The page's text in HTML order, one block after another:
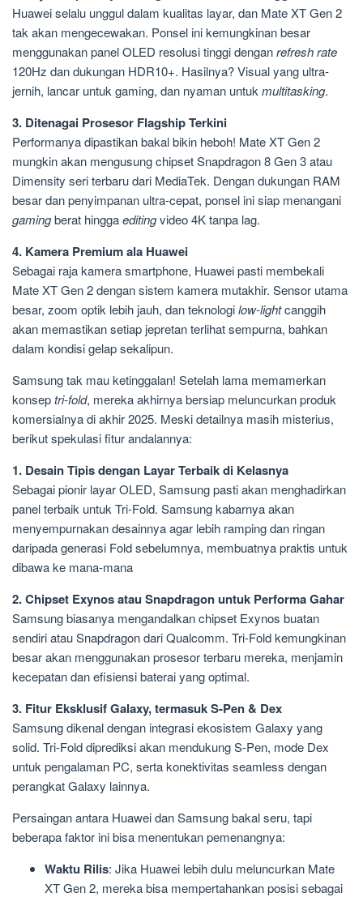
Huawei selalu unggul dalam kualitas layar, dan Mate XT Gen 2
tak akan mengecewakan. Ponsel ini kemungkinan besar
menggunakan panel OLED resolusi tinggi denganrefresh rate
120Hz dan dukungan HDR10+. Hasilnya? Visual yang ultra-
jernih, lancar untuk gaming, dan nyaman untuk multitasking.
3. Ditenagai Prosesor Flagship Terkini
Performanya dipastikan bakal bikin heboh! Mate XT Gen 2
mungkin akan mengusung chipset Snapdragon 8 Gen 3 atau
Dimensity seri terbaru dari MediaTek. Dengan dukungan RAM
besar dan penyimpanan ultra-cepat, ponsel ini siap menangani
gamingberat hinggaeditingvideo 4K tanpa lag.
4. Kamera Premium ala Huawei
Sebagai raja kamera smartphone, Huawei pasti membekali
Mate XT Gen 2 dengan sistem kamera mutakhir. Sensor utama
besar, zoom optik lebih jauh, dan teknologilow-lightcanggih
akan memastikan setiap jepretan terlihat sempurna, bahkan
dalam kondisi gelap sekalipun.
Samsung tak mau ketinggalan! Setelah lama memamerkan
konseptri-fold, mereka akhirnya bersiap meluncurkan produk
komersialnya di akhir 2025. Meski detailnya masih misterius,
berikut spekulasi fitur andalannya:
1. Desain Tipis dengan Layar Terbaik di Kelasnya
Sebagai pionir layar OLED, Samsung pasti akan menghadirkan
panel terbaik untuk Tri-Fold. Samsung kabarnya akan
menyempurnakan desainnya agar lebih ramping dan ringan
daripada generasi Fold sebelumnya, membuatnya praktis untuk
dibawa ke mana-mana
2. Chipset Exynos atau Snapdragon untuk Performa Gahar
Samsung biasanya mengandalkan chipset Exynos buatan
sendiri atau Snapdragon dari Qualcomm. Tri-Fold kemungkinan
besar akan menggunakan prosesor terbaru mereka, menjamin
kecepatan dan efisiensi baterai yang optimal.
3. Fitur Eksklusif Galaxy, termasuk S-Pen & Dex
Samsung dikenal dengan integrasi ekosistem Galaxy yang
solid. Tri-Fold diprediksi akan mendukung S-Pen, mode Dex
untuk pengalaman PC, serta konektivitas seamless dengan
perangkat Galaxy lainnya.
Persaingan antara Huawei dan Samsung bakal seru, tapi
beberapa faktor ini bisa menentukan pemenangnya:
Waktu Rilis: Jika Huawei lebih dulu meluncurkan Mate
XT Gen 2, mereka bisa mempertahankan posisi sebagai